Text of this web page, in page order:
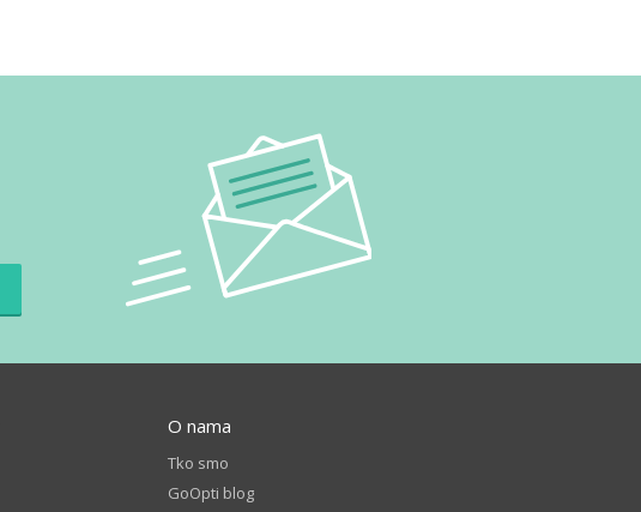
O nama
Tko smo
GoOpti blog